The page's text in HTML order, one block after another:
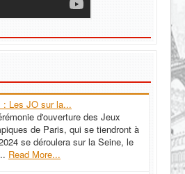
: Les JO sur la...
d'ouverture des Jeux
de Paris, qui se tiendront à
se déroulera sur la Seine, le
Read More...